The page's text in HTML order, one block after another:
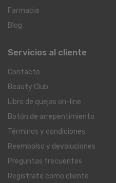
Farmacia
Blog
Servicios al cliente
Contacto
Beauty Club
Libro de quejas on-line
Botón de arrepentimiento
Términos y condiciones
Reembolso y devoluciones
Preguntas frecuentes
Registrate como cliente